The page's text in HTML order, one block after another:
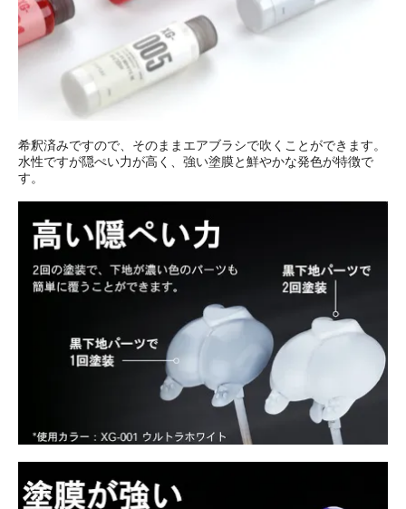
希釈済みですので、そのままエアブラシで吹くことができます。
水性ですが隠ぺい力が高く、強い塗膜と鮮やかな発色が特徴で
す。